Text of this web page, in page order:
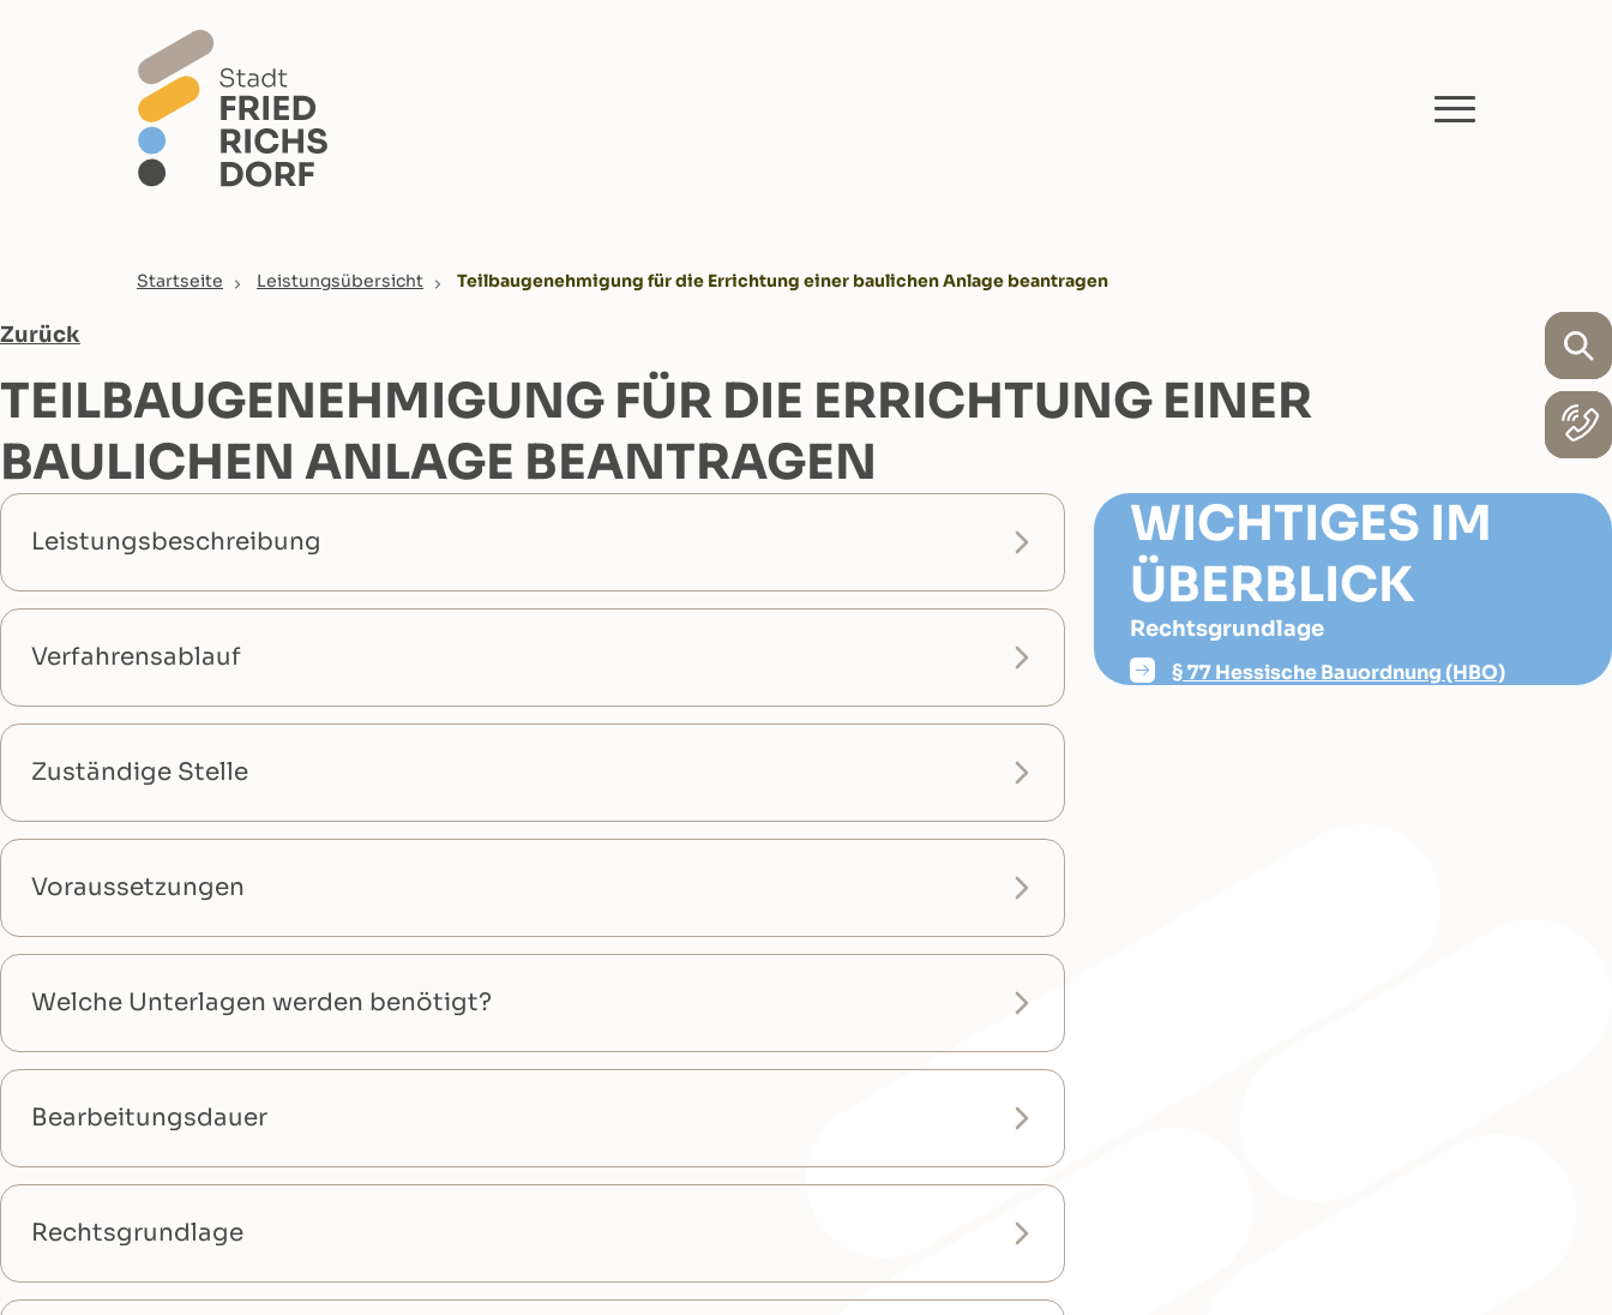
You are here:
Startseite Leistungsübersicht Teilbaugenehmigung für die Errichtung einer baulichen Anlage beantragen
Zurück
TEILBAUGENEHMIGUNG FÜR DIE ERRICHTUNG EINER
BAULICHEN ANLAGE BEANTRAGEN
Leistungsbeschreibung
Verfahrensablauf
Zuständige Stelle
Voraussetzungen
Welche Unterlagen werden benötigt?
Bearbeitungsdauer
Rechtsgrundlage
WICHTIGES IM
ÜBERBLICK
Rechtsgrundlage
§ 77 Hessische Bauordnung (HBO)